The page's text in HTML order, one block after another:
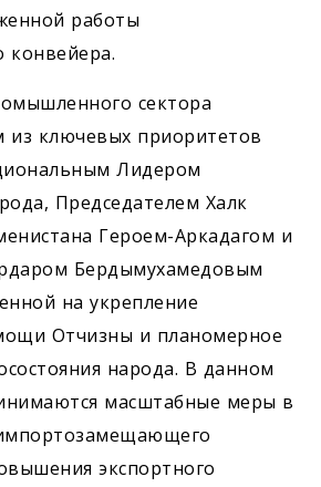
работы
конвейера.
сектора
из ключевых приоритетов
Лидером
Председателем Халк
Героем-­Аркадагом и
Бердымухамедовым
на укрепление
Отчизны и планомерное
народа. В данном
масштабные меры в
экспортного